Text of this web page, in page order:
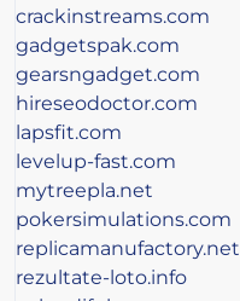
crackinstreams.com
gadgetspak.com
gearsngadget.com
hireseodoctor.com
lapsfit.com
levelup-fast.com
mytreepla.net
pokersimulations.com
replicamanufactory.net
rezultate-loto.info